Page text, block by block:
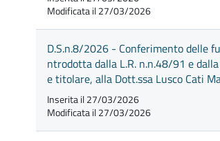
Modificata il 27/03/2026
D.S.n.8/2026 - Conferimento delle
ntrodotta dalla L.R. n.n.48/91 e
e titolare, alla Dott.ssa Lusco Cati
Inserita il 27/03/2026
Modificata il 27/03/2026